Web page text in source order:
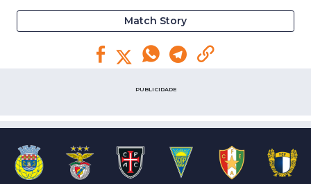
Match Story
PUBLICIDADE